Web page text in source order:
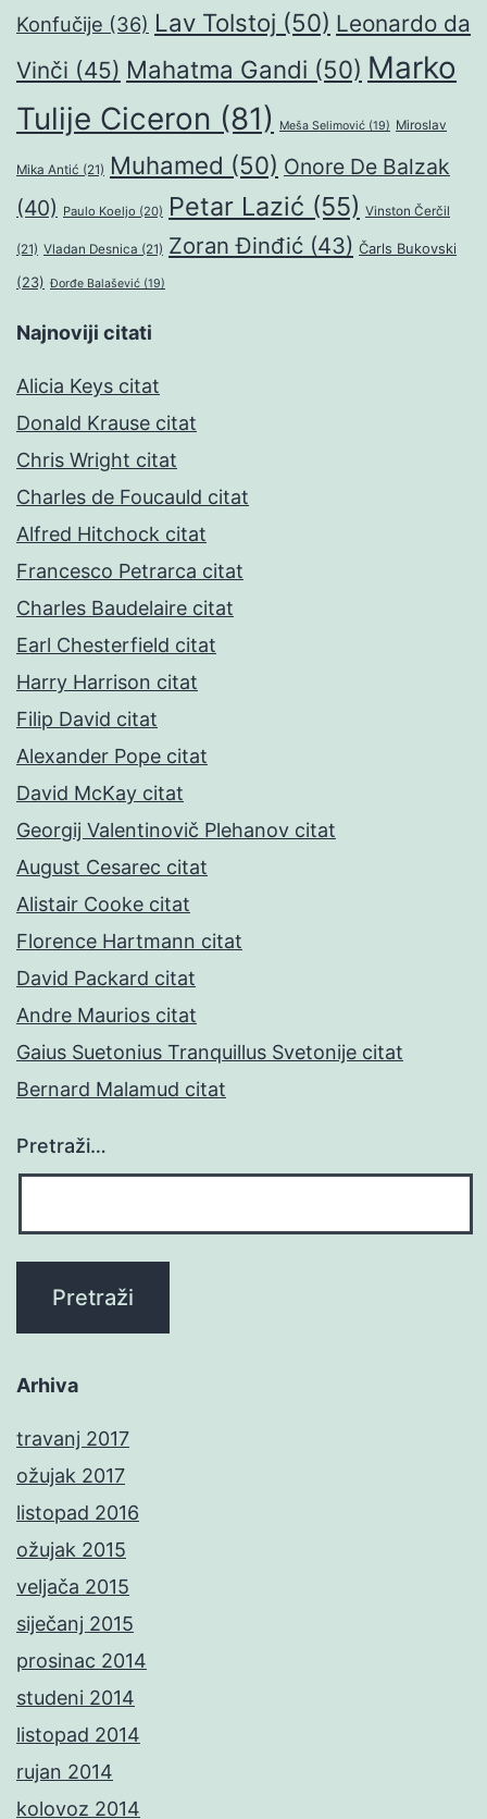
Konfučije (36) Lav Tolstoj (50) Leonardo da
Vinči (45) Mahatma Gandi (50) Marko
Tulije Ciceron (81) Meša Selimović (19) Miroslav
Mika Antić (21) Muhamed (50) Onore De Balzak
(40) Paulo Koeljo (20) Petar Lazić (55) Vinston Čerčil
(21) Vladan Desnica (21) Zoran Đinđić (43) Čarls Bukovski
(23) Đorđe Balašević (19)
Najnoviji citati
Alicia Keys citat
Donald Krause citat
Chris Wright citat
Charles de Foucauld citat
Alfred Hitchock citat
Francesco Petrarca citat
Charles Baudelaire citat
Earl Chesterfield citat
Harry Harrison citat
Filip David citat
Alexander Pope citat
David McKay citat
Georgij Valentinovič Plehanov citat
August Cesarec citat
Alistair Cooke citat
Florence Hartmann citat
David Packard citat
Andre Maurios citat
Gaius Suetonius Tranquillus Svetonije citat
Bernard Malamud citat
Pretraži…
Arhiva
travanj 2017
ožujak 2017
listopad 2016
ožujak 2015
veljača 2015
siječanj 2015
prosinac 2014
studeni 2014
listopad 2014
rujan 2014
kolovoz 2014